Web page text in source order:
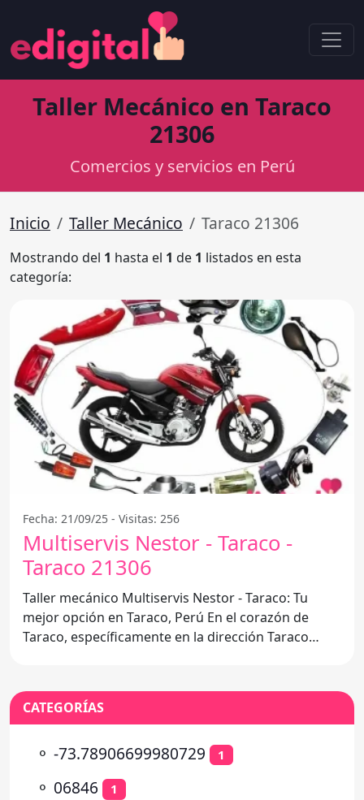
Taller Mecánico en Taraco
21306
Comercios y servicios en Perú
Inicio Taller Mecánico Taraco 21306
Mostrando del 1 hasta el 1 de 1 listados en esta
categoría:
Fecha: 21/09/25 - Visitas: 256
Multiservis Nestor - Taraco -
Taraco 21306
Taller mecánico Multiservis Nestor - Taraco: Tu
mejor opción en Taraco, Perú En el corazón de
Taraco, específicamente en la dirección Taraco
CATEGORÍAS
⚬ -73.78906699980729 1
⚬ 06846 1